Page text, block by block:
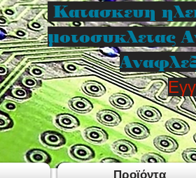
Κατασκευη
μοτοσυκλετας
Προϊόντα